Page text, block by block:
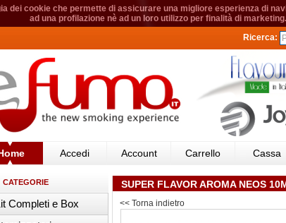
dei cookie che permette di assicurare una migliore esperienza di
ad una profilazione nè ad un loro utilizzo per finalità di
Ricerca:
Accedi Account Carrello Cassa
CATEGORIE
Completi e Box
SUPER FLAVOR AROMA NEOS
<< Torna indietro